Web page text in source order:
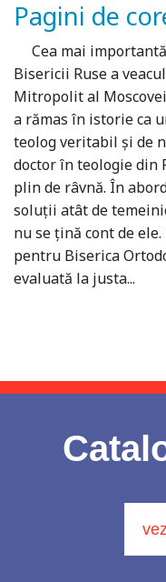
Pagini de
Cea mai
Bisericii Ruse a
Mitropolit al
a rămas în istorie ca
teolog veritabil și de
doctor în teologie din
plin de râvnă. În
soluții atât de
nu se țină cont de
pentru Biserica
evaluată la justa...